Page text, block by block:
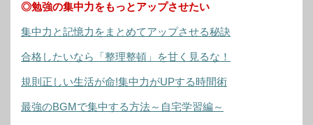
◎勉強の集中力をもっとアップさせたい
集中力と記憶力をまとめてアップさせる秘訣
合格したいなら「整理整頓」を甘く見るな！
規則正しい生活が命!集中力がUPする時間術
最強のBGMで集中する方法～自宅学習編～